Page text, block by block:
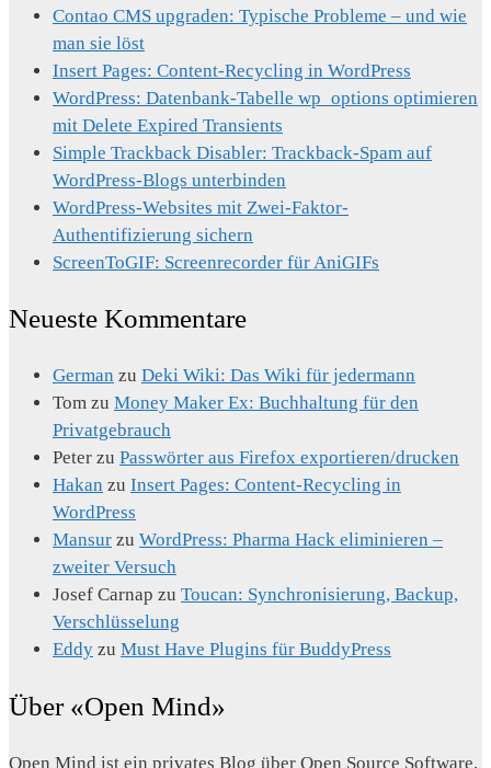
Contao CMS upgraden: Typische Probleme – und wie
man sie löst
Insert Pages: Content-Recycling in WordPress
WordPress: Datenbank-Tabelle wp_options optimieren
mit Delete Expired Transients
Simple Trackback Disabler: Trackback-Spam auf
WordPress-Blogs unterbinden
WordPress-Websites mit Zwei-Faktor-
Authentifizierung sichern
ScreenToGIF: Screenrecorder für AniGIFs
Neueste Kommentare
German zu Deki Wiki: Das Wiki für jedermann
Tom zu Money Maker Ex: Buchhaltung für den
Privatgebrauch
Peter zu Passwörter aus Firefox exportieren/drucken
Hakan zu Insert Pages: Content-Recycling in
WordPress
Mansur zu WordPress: Pharma Hack eliminieren –
zweiter Versuch
Josef Carnap zu Toucan: Synchronisierung, Backup,
Verschlüsselung
Eddy zu Must Have Plugins für BuddyPress
Über «Open Mind»
Open Mind ist ein privates Blog über Open Source Software,